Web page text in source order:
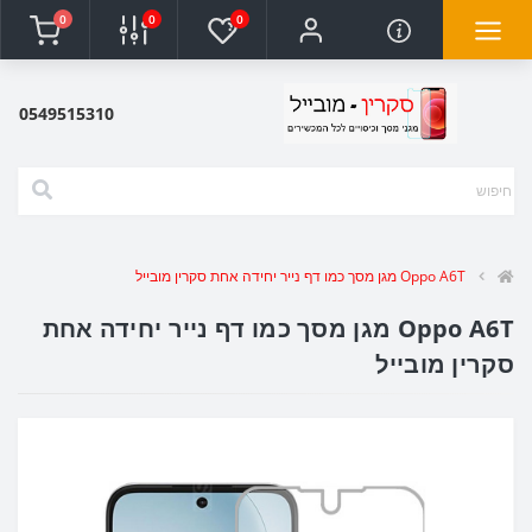
0
0
0
0549515310
Oppo A6T מגן מסך כמו דף נייר יחידה אחת סקרין מובייל
Oppo A6T מגן מסך כמו דף נייר יחידה אחת
סקרין מובייל